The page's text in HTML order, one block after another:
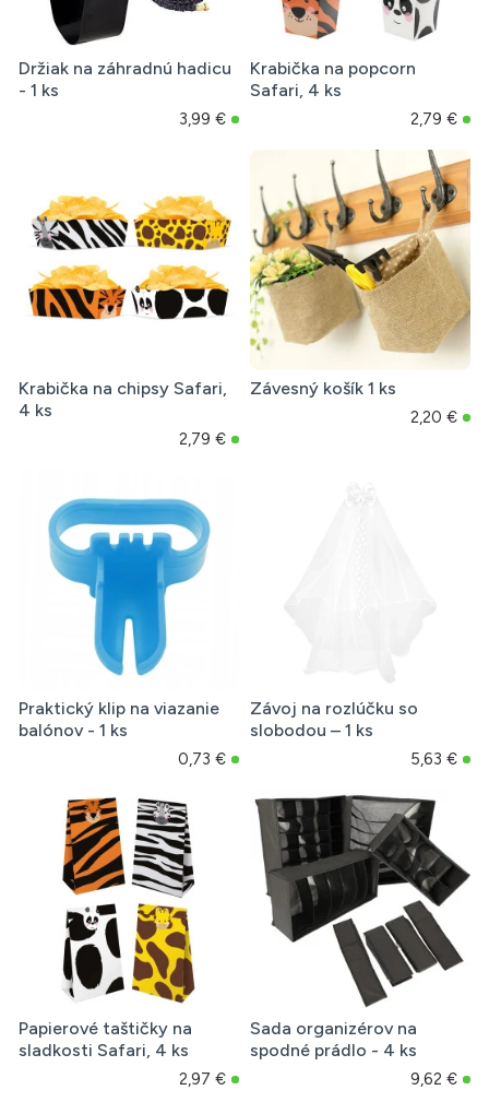
Držiak na záhradnú hadicu
- 1 ks
3,99 €
Krabička na popcorn
Safari, 4 ks
2,79 €
Krabička na chipsy Safari,
4 ks
2,79 €
Závesný košík 1 ks
2,20 €
Praktický klip na viazanie
balónov - 1 ks
0,73 €
Závoj na rozlúčku so
slobodou – 1 ks
5,63 €
Papierové taštičky na
sladkosti Safari, 4 ks
2,97 €
Sada organizérov na
spodné prádlo - 4 ks
9,62 €